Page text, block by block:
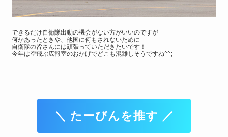
できるだけ自衛隊出動の機会がない方がいいのですが
何かあったときや、他国に何もされないために
自衛隊の皆さんには頑張っていただきたいです！
今年は空飛ぶ広報室のおかげでどこも混雑しそうですね^^;
＼ たーびんを推す ／